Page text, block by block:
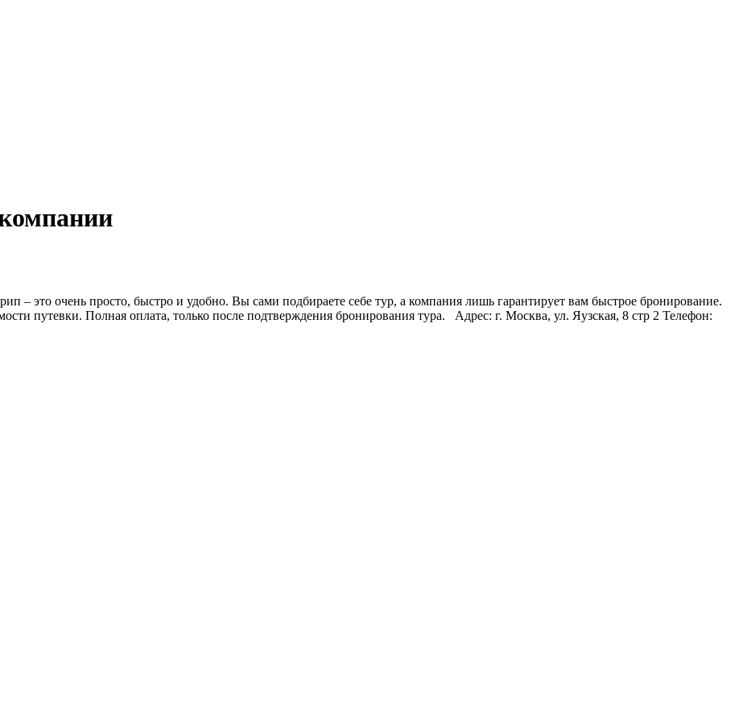
– это очень просто, быстро и удобно. Вы сами подбираете себе тур, а компания лишь гарантирует вам быстрое бронирование.
путевки. Полная оплата, только после подтверждения бронирования тура. Адрес: г. Москва, ул. Яузская, 8 стр 2 Телефон: